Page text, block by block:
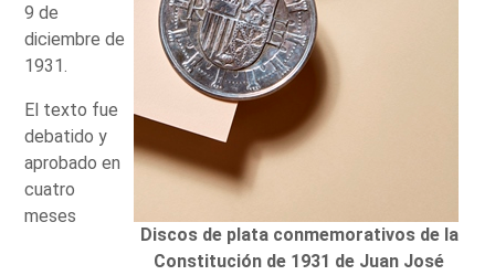
Discos de plata conmemorativos de la
Constitución de 1931 de Juan José
9 de
diciembre de
1931.
El texto fue
debatido y
aprobado en
cuatro
meses